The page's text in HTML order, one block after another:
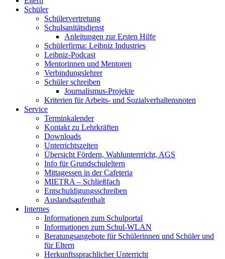
Schüler
Schülervertretung
Schulsanitätsdienst
Anleitungen zur Ersten Hilfe
Schülerfirma: Leibniz Industries
Leibniz-Podcast
Mentorinnen und Mentoren
Verbindungslehrer
Schüler schreiben
Journalismus-Projekte
Kriterien für Arbeits- und Sozialverhaltensnoten
Service
Terminkalender
Kontakt zu Lehrkräften
Downloads
Unterrichtszeiten
Übersicht Fördern, Wahlunterrricht, AGS
Info für Grundschuleltern
Mittagessen in der Cafeteria
MIETRA – Schließfach
Entschuldigungsschreiben
Auslandsaufenthalt
Internes
Informationen zum Schulportal
Informationen zum Schul-WLAN
Beratungsangebote für Schülerinnen und Schüler und
für Eltern
Herkunftssprachlicher Unterricht